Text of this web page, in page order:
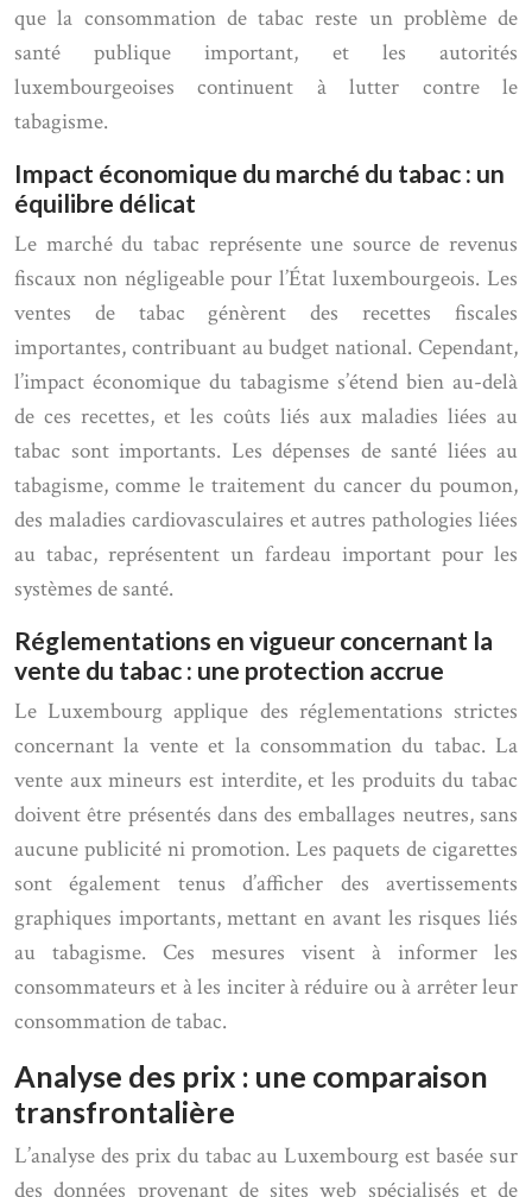
que la consommation de tabac reste un problème de
santé publique important, et les autorités
luxembourgeoises continuent à lutter contre le
tabagisme.
Impact économique du marché du tabac : un
équilibre délicat
Le marché du tabac représente une source de revenus
fiscaux non négligeable pour l’État luxembourgeois. Les
ventes de tabac génèrent des recettes fiscales
importantes, contribuant au budget national. Cependant,
l’impact économique du tabagisme s’étend bien au-delà
de ces recettes, et les coûts liés aux maladies liées au
tabac sont importants. Les dépenses de santé liées au
tabagisme, comme le traitement du cancer du poumon,
des maladies cardiovasculaires et autres pathologies liées
au tabac, représentent un fardeau important pour les
systèmes de santé.
Réglementations en vigueur concernant la
vente du tabac : une protection accrue
Le Luxembourg applique des réglementations strictes
concernant la vente et la consommation du tabac. La
vente aux mineurs est interdite, et les produits du tabac
doivent être présentés dans des emballages neutres, sans
aucune publicité ni promotion. Les paquets de cigarettes
sont également tenus d’afficher des avertissements
graphiques importants, mettant en avant les risques liés
au tabagisme. Ces mesures visent à informer les
consommateurs et à les inciter à réduire ou à arrêter leur
consommation de tabac.
Analyse des prix : une comparaison
transfrontalière
L’analyse des prix du tabac au Luxembourg est basée sur
des données provenant de sites web spécialisés et de